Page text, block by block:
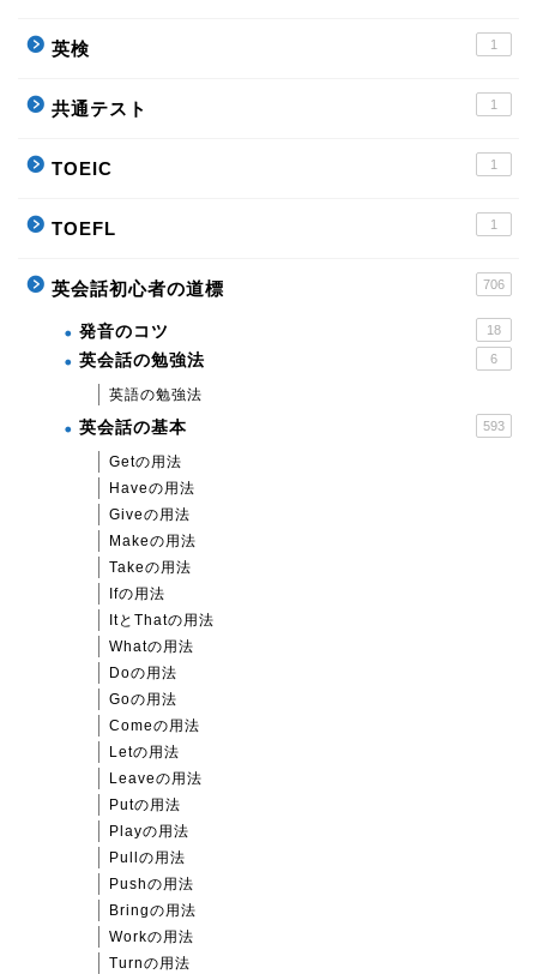
英検 1
共通テスト 1
TOEIC 1
TOEFL 1
英会話初心者の道標 706
発音のコツ 18
英会話の勉強法 6
英語の勉強法
英会話の基本 593
Getの用法
Haveの用法
Giveの用法
Makeの用法
Takeの用法
Ifの用法
ItとThatの用法
Whatの用法
Doの用法
Goの用法
Comeの用法
Letの用法
Leaveの用法
Putの用法
Playの用法
Pullの用法
Pushの用法
Bringの用法
Workの用法
Turnの用法